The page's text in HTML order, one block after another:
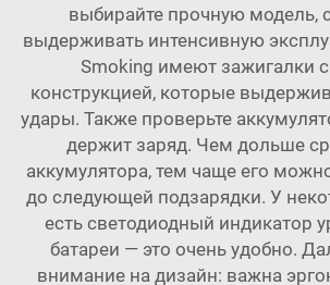
выбирайте прочную модель,
выдерживать интенсивную
Smoking имеют зажигалки
конструкцией, которые
удары. Также проверьте
держит заряд. Чем дольше
аккумулятора, тем чаще его
до следующей подзарядки. У
есть светодиодный индикатор
батареи — это очень удобно.
внимание на дизайн: важна